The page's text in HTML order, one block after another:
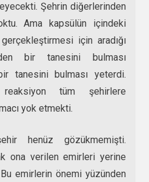
Şehrin diğerlerinden
Ama kapsülün içindeki
için aradığı
bir tanesini bulması
tanesini bulması yeterdi.
tüm şehirlere
yok etmekti.
henüz gözükmemişti.
ona verilen emirleri yerine
emirlerin önemi yüzünden